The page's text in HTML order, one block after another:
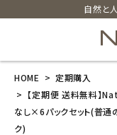
自然と
HOME
定期購入
【定期便 送料無料】
なし×6パックセット(普通
ク)